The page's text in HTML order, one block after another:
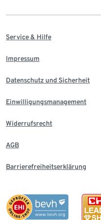
Service & Hilfe
Impressum
Datenschutz und Sicherheit
Einwilligungsmanagement
Widerrufsrecht
AGB
Barrierefreiheitserklärung